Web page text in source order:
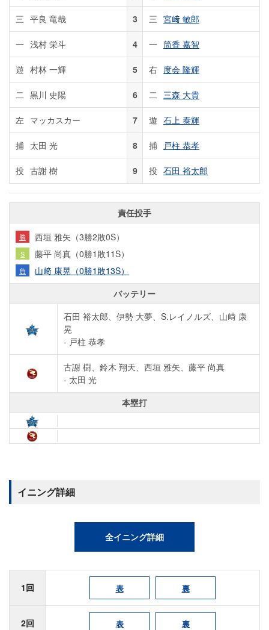
三 平良 竜哉 3 三 宮﨑 敏郎
一 浅村 栄斗 4 一 筒香 嘉智
遊 村林 一輝 5 右 度会 隆輝
二 黒川 史陽 6 二 三森 大貴
左 マッカスカー 7 遊 石上 泰輝
捕 太田 光 8 捕 戸柱 恭孝
投 古謝 樹 9 投 石田 裕太郎
責任投手
勝 西垣 雅矢（3勝2敗0S）
S 藤平 尚真（0勝1敗11S）
負
山﨑 康晃（0勝1敗13S）
バッテリー
石田 裕太郎、伊勢 大夢、S.レイノルズ、山﨑 康
晃
- 戸柱 恭孝
古謝 樹、鈴木 翔天、西垣 雅矢、藤平 尚真
- 太田 光
本塁打
イニング詳細
全イニング詳細
1回 表 裏
2回 表 裏